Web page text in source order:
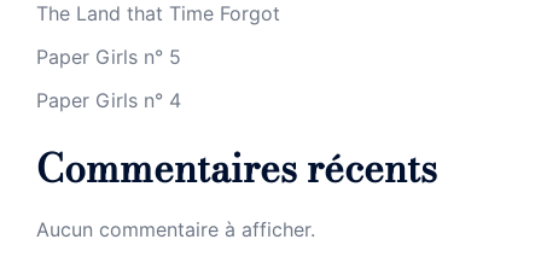
The Land that Time Forgot
Paper Girls n° 5
Paper Girls n° 4
Commentaires récents
Aucun commentaire à afficher.